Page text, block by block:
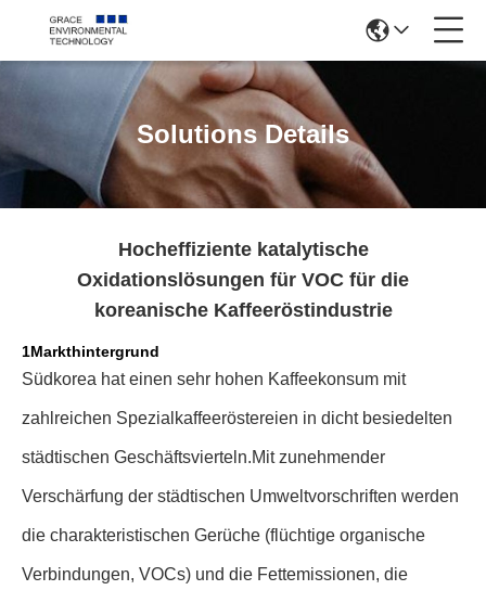
Solutions Details
Hocheffiziente katalytische
Oxidationslösungen für VOC für die
koreanische Kaffeeröstindustrie
1Markthintergrund
Südkorea hat einen sehr hohen Kaffeekonsum mit
zahlreichen Spezialkaffeeröstereien in dicht besiedelten
städtischen Geschäftsvierteln.Mit zunehmender
Verschärfung der städtischen Umweltvorschriften werden
die charakteristischen Gerüche (flüchtige organische
Verbindungen, VOCs) und die Fettemissionen, die